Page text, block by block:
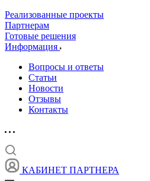
Реализованные проекты
Партнерам
Готовые решения
Информация
Вопросы и ответы
Статьи
Новости
Отзывы
Контакты
КАБИНЕТ ПАРТНЕРА